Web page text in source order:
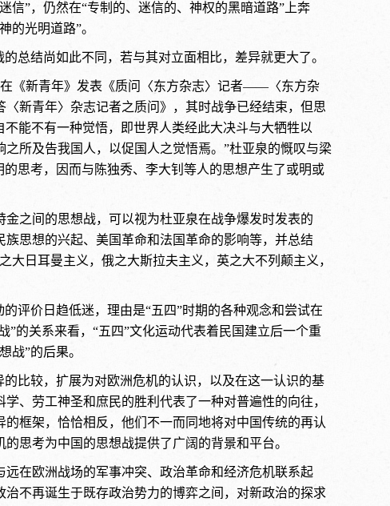
信”，仍然在“专制的、迷信的、神权的黑暗道路”上奔
的光明道路”。
总结尚如此不同，若与其对立面相比，差异就更大了。
《新青年》发表《质问〈东方杂志〉记者——〈东方杂
新青年〉杂志记者之质问》，其时战争已经结束，但思
能不有一种觉悟，即世界人类经此大决斗与大牺牲以
所及告我国人，以促国人之觉悟焉。”杜亚泉的慨叹与梁
思考，因而与陈独秀、李大钊等人的思想产生了或明或
之间的思想战，可以视为杜亚泉在战争爆发时发表的
思想的兴起、美国革命和法国革命的影响等，并总结
日耳曼主义，俄之大斯拉夫主义，英之大不列颠主义，
评价日趋低迷，理由是“五四”时期的各种观念和尝试在
”的关系来看，“五四”文化运动代表着民国建立后一个重
战”的后果。
比较，扩展为对欧洲危机的认识，以及在这一认识的基
、劳工神圣和庶民的胜利代表了一种对普遍性的向往，
框架，恰恰相反，他们不一而同地将对中国传统的再认
思考为中国的思想战提供了广阔的背景和平台。
在欧洲战场的军事冲突、政治革命和经济危机联系起
不再诞生于既存政治势力的博弈之间，对新政治的探求